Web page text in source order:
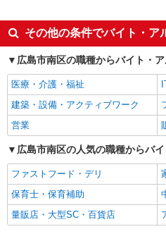
社会保険あり
その他の条件でバイト・ア
広島市南区の職種からバイト・
医療・介護・福祉
建築・設備・アクティブワーク
営業
広島市南区の人気の職種からバ
ファストフード・デリ
保育士・保育補助
量販店・大型SC・百貨店